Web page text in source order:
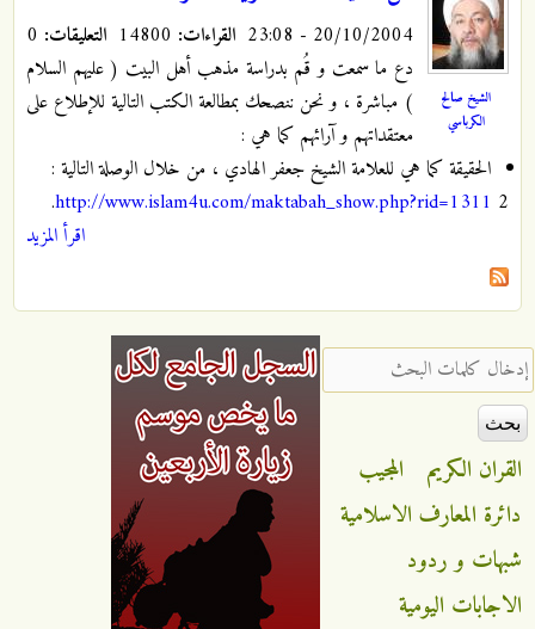
الشيخ صالح
الكرباسي
20/10/2004 - 23:08 القراءات: التعليقات:
دع ما سمعت و قُم بدراسة مذهب أهل البيت ( عليهم السلام
) مباشرة ، و نحن ننصحك بمطالعة الكتب التالية للإطلاع على
معتقداتهم و آرائهم كما هي :
الحقيقة كما هي للعلامة الشيخ جعفر الهادي ، من خلال الوصلة التالية :
http://www.islam4u.com/maktabah_show.php?rid=1311 2.
اقرأ المزيد
‏إدخال كلمات البحث ‏
القران الكريم
المجيب
دائرة المعارف الاسلامية
شبهات و ردود
الاجابات اليومية